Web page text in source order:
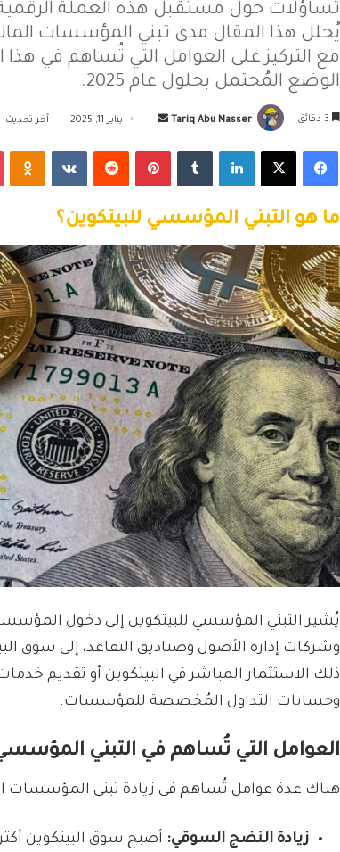
تساؤلات حول مستقبل هذه العملة
يُحلل هذا المقال مدى تبني المؤسسات
مع التركيز على العوامل التي تُساهم في
الوضع المُحتمل بحلول عام 2025.
Tariq Abu Nasser
أرسل
إلكترونيا
يناير 11, 2025 آخر تحديث:
فيسبوك ‫X لينكدإن بينتيريست
ما هو التبني المؤسسي للبيتكوين؟
يُشير التبني المؤسسي للبيتكوين إلى دخول
وشركات إدارة الأصول وصناديق التقاعد، إلى سوق
وحسابات التداول المُخصصة للمؤسسات.
العوامل التي تُساهم في التبني المؤسسي
هناك عدة عوامل تُساهم في زيادة تبني المؤسسات
زيادة النضج السوقي: أصبح سوق البيتكوين